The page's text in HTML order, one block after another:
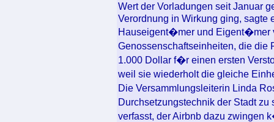
Wert der Vorladungen seit Januar
Verordnung in Wirkung ging, sagte
Hauseigent�mer und Eigent�mer
Genossenschaftseinheiten, die
1.000 Dollar f�r einen ersten
weil sie wiederholt die gleiche
Die Versammlungsleiterin Linda
Durchsetzungstechnik der Stadt
verfasst, der Airbnb dazu zwingen